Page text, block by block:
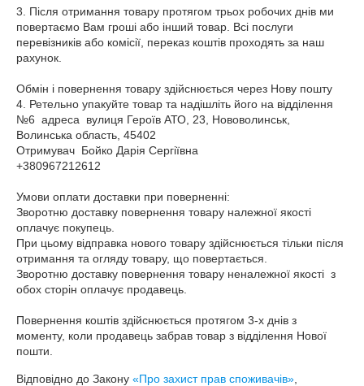
3. Після отримання товару протягом трьох робочих днів ми
повертаємо Вам гроші або інший товар. Всі послуги
перевізників або комісії, переказ коштів проходять за наш
рахунок.
Обмін і повернення товару здійснюється через Нову пошту
4. Ретельно упакуйте товар та надішліть його на відділення
№6  адреса  вулиця Героїв АТО, 23, Нововолинськ,
Волинська область, 45402
Отримувач  Бойко Дарія Сергіївна
+380967212612
Умови оплати доставки при поверненні:
Зворотню доставку повернення товару належної якості
оплачує покупець.
При цьому відправка нового товару здійснюється тільки після
отримання та огляду товару, що повертається.
Зворотню доставку повернення товару неналежної якості  з
обох сторін оплачує продавець.
Повернення коштів здійснюється протягом 3-х днів з
моменту, коли продавець забрав товар з відділення Нової
Відповідно до Закону «Про захист прав споживачів»